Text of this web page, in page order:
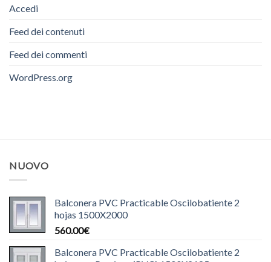
Accedi
Feed dei contenuti
Feed dei commenti
WordPress.org
NUOVO
Balconera PVC Practicable Oscilobatiente 2
hojas 1500X2000
560.00€
Balconera PVC Practicable Oscilobatiente 2